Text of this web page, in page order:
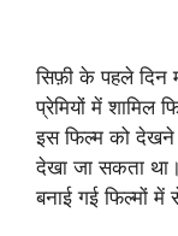
सिफ़ी के पहले दिन
प्रेमियों में शामिल
इस फिल्म को
देखा जा सकता
बनाई गई फिल्मों